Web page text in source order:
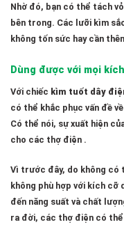
Nhờ đó, bạn có thể tách
bên trong. Các lưỡi kìm
không tốn sức hay cần
Dùng được với mọi
Với chiếc kìm tuốt dây
có thể khắc phục vấn đề
Có thể nói, sự xuất hiện
cho các thợ điện .
Vì trước đây, do không có
không phù hợp với kích cỡ
đến năng suất và chất
ra đời, các thợ điện có thể